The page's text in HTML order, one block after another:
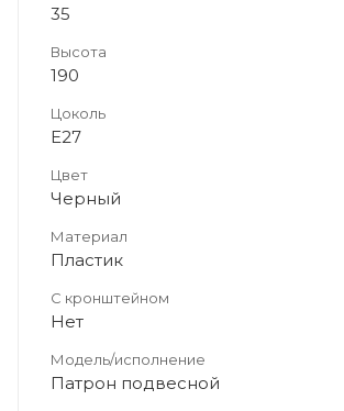
35
Высота
190
Цоколь
E27
Цвет
Черный
Материал
Пластик
С кронштейном
Нет
Модель/исполнение
Патрон подвесной